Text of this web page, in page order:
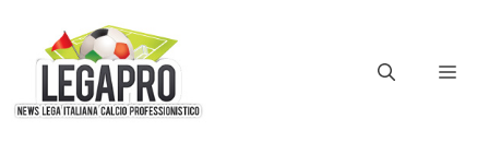
contenuto